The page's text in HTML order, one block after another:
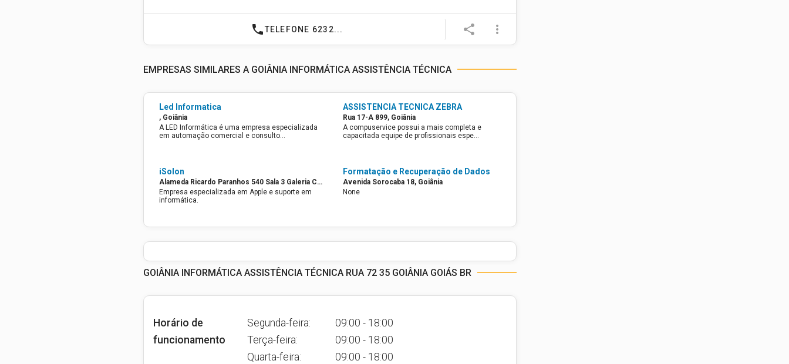
phoneTELEFONE 6232... share more_vert
EMPRESAS SIMILARES A GOIÂNIA INFORMÁTICA ASSISTÊNCIA TÉCNICA
Led Informatica
, Goiânia
A LED Informática é uma empresa especializada
em automação comercial e consulto…
ASSISTENCIA TECNICA ZEBRA
Rua 17-A 899, Goiânia
A compuservice possui a mais completa e
capacitada equipe de profissionais espe…
iSolon
Alameda Ricardo Paranhos 540 Sala 3 Galeria Caiobá Setor Marista, Goiânia
Empresa especializada em Apple e suporte em
informática.
Formatação e Recuperação de Dados
Avenida Sorocaba 18, Goiânia
None
GOIÂNIA INFORMÁTICA ASSISTÊNCIA TÉCNICA RUA 72 35 GOIÂNIA GOIÁS BR
Horário de
funcionamento
Segunda-feira:
09:00 - 18:00
Terça-feira:
09:00 - 18:00
Quarta-feira:
09:00 - 18:00